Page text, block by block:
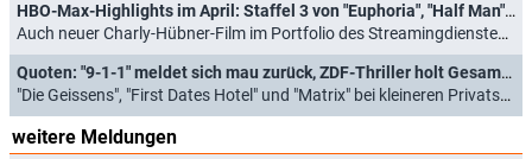
HBO-Max-Highlights im April: Staffel 3 von "Euphoria", "Half Man", "Velma" und das preisgekrönte Kinodrama "Sentimental Value"
Auch neuer Charly-Hübner-Film im Portfolio des Streamingdienstes von Warner Bros. Discovery (13.03.2026)
Quoten: "9-1-1" meldet sich mau zurück, ZDF-Thriller holt Gesamtsieg
"Die Geissens", "First Dates Hotel" und "Matrix" bei kleineren Privatsendern gefragt (21.03.2023)
weitere Meldungen